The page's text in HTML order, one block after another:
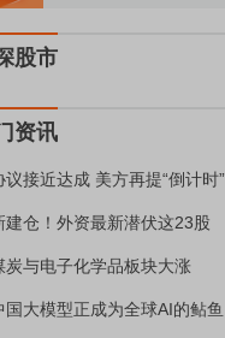
股市
资讯
议接近达成 美方再提“倒计时”
建仓！外资最新潜伏这23股
炭与电子化学品板块大涨
国大模型正成为全球AI的鲇鱼